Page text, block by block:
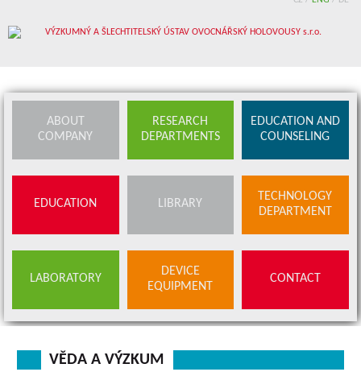
ABOUT
COMPANY
RESEARCH
DEPARTMENTS
EDUCATION AND
COUNSELING
EDUCATION LIBRARY
TECHNOLOGY
DEPARTMENT
LABORATORY
DEVICE
EQUIPMENT
CONTACT
VĚDA A VÝZKUM